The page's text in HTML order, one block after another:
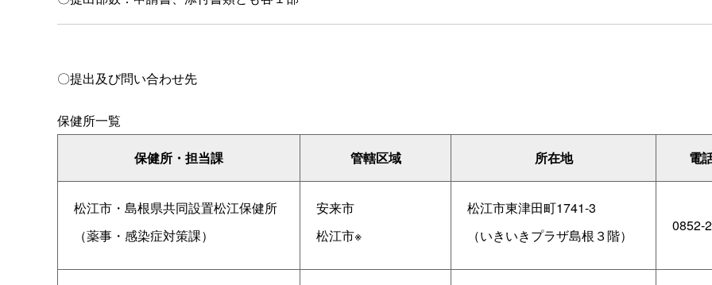
〇提出及び問い合わせ先
保健所一覧
保健所・担当課 管轄区域 所在地 電
松江市・島根県共同設置松江保健所
（薬事・感染症対策課）
安来市
松江市※
松江市東津田町1741-3
（いきいきプラザ島根３階）
0852-